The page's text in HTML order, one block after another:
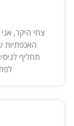
צחי היקר,
האכפתיות
תחליף